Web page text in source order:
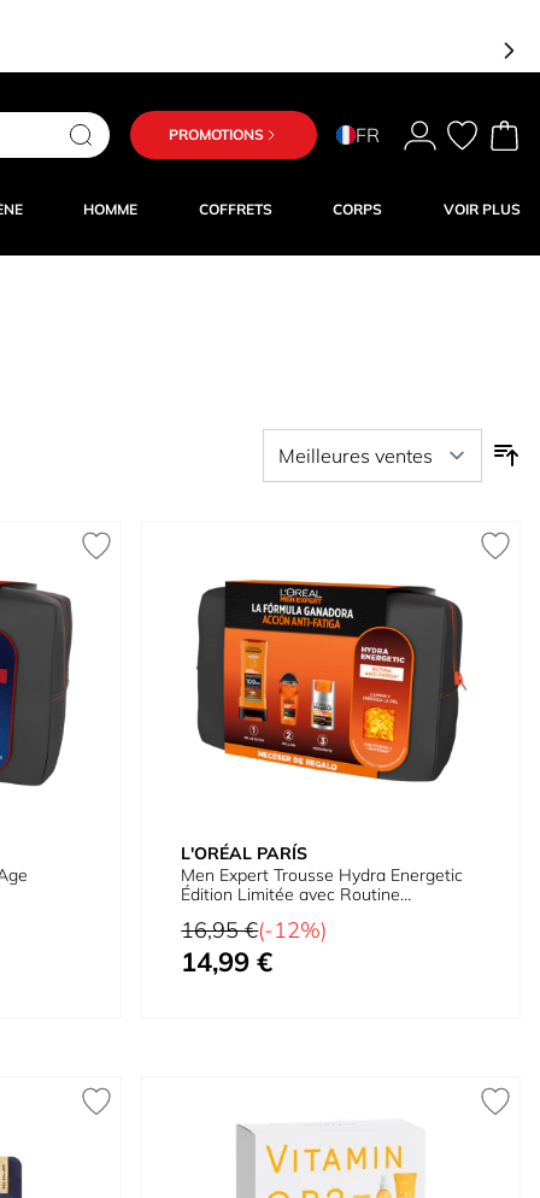
PROMOTIONS FR
HOMME COFFRETS CORPS VOIR PLUS
L'ORÉAL PARÍS
Men Expert Trousse Hydra Energetic
Édition Limitée avec Routine
Prix normal
16,95 €(-12%)
Prix spécial
14,99 €